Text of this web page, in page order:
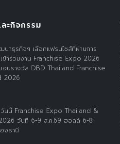
ะกิจกรรม
าธุรกิจฯ เลือกแฟรนไชส์ที่ผ่านการ
าร่วมงาน Franchise Expo 2026
บรางวัล DBD Thailand Franchise
2026
นนี้ Franchise Expo Thailand &
2026 วันที่ 6-9 ส.ค.69 ฮอลล์ 6-8
งธานี